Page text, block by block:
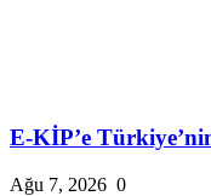
E-KİP’e
Ağu 7, 2026 0